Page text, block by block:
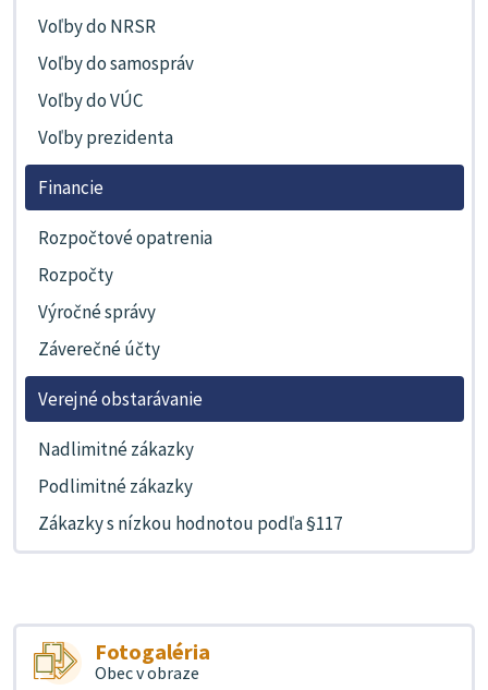
Voľby do NRSR
Voľby do samospráv
Voľby do VÚC
Voľby prezidenta
Financie
Rozpočtové opatrenia
Rozpočty
Výročné správy
Záverečné účty
Verejné obstarávanie
Nadlimitné zákazky
Podlimitné zákazky
Zákazky s nízkou hodnotou podľa §117
Fotogaléria
Obec v obraze